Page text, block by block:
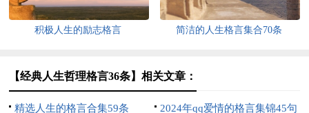
积极人生的励志格言 简洁的人生格言集合70条
【经典人生哲理格言36条】相关文章：
精选人生的格言合集59条 2024年qq爱情的格言集锦45句